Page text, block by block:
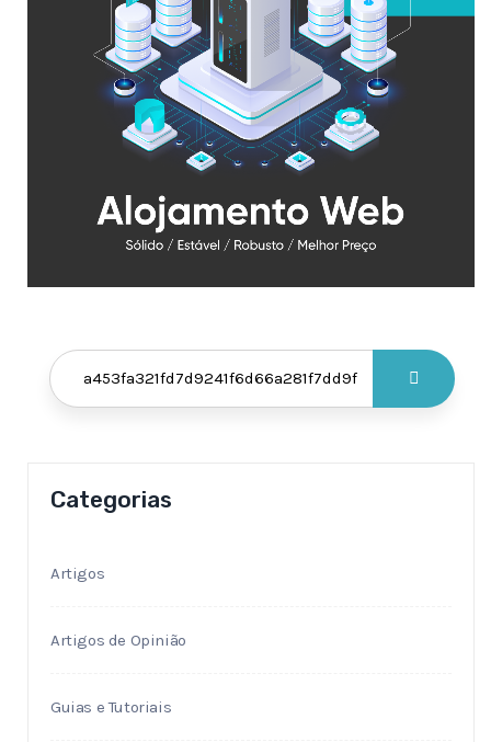
Categorias
Artigos
Artigos de Opinião
Guias e Tutoriais